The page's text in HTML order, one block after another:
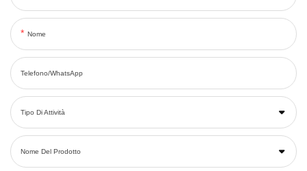
Nome
Telefono/WhatsApp
Tipo Di Attività
Nome Del Prodotto